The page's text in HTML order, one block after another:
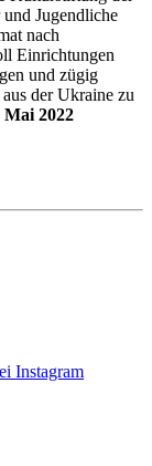
Jugendliche
nach
Einrichtungen
und zügig
der Ukraine zu
Mai 2022